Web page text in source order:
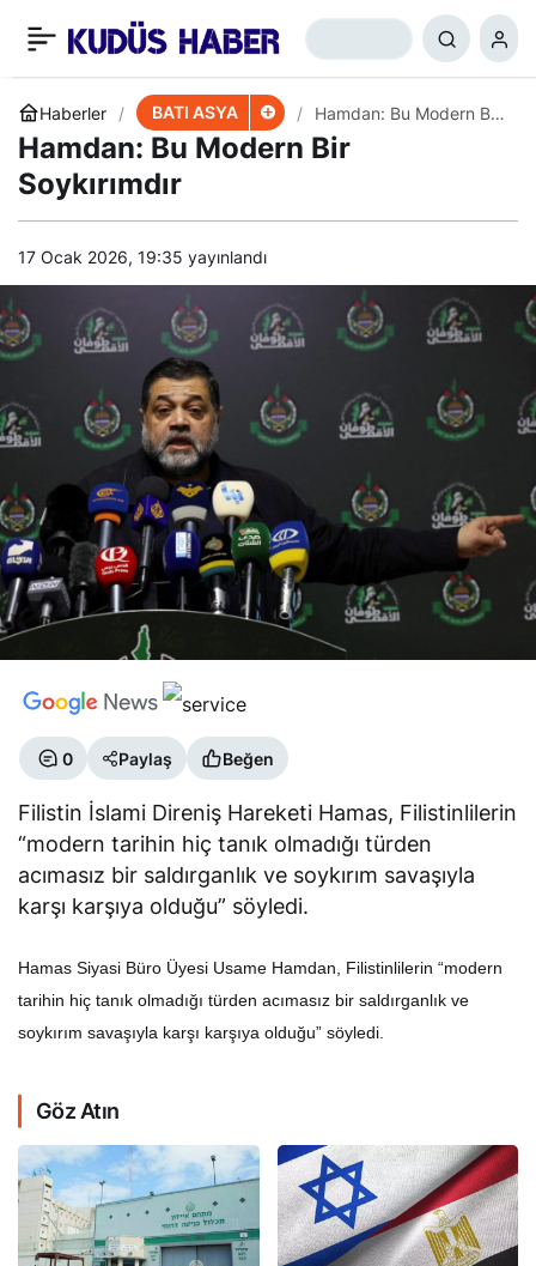
Haberler BATI ASYA
Hamdan: Bu Modern Bir
Soykırımdır
Hamdan: Bu Modern Bir
Soykırımdır
17 Ocak 2026, 19:35 yayınlandı
0 Paylaş Beğen
Filistin İslami Direniş Hareketi Hamas, Filistinlilerin
“modern tarihin hiç tanık olmadığı türden
acımasız bir saldırganlık ve soykırım savaşıyla
karşı karşıya olduğu” söyledi.
Hamas Siyasi Büro Üyesi Usame Hamdan, Filistinlilerin “modern
tarihin hiç tanık olmadığı türden acımasız bir saldırganlık ve
soykırım savaşıyla karşı karşıya olduğu” söyledi.
Göz Atın
Esir Takası
Müzakerelerinde Son
Durum
+ 0 Paylaş